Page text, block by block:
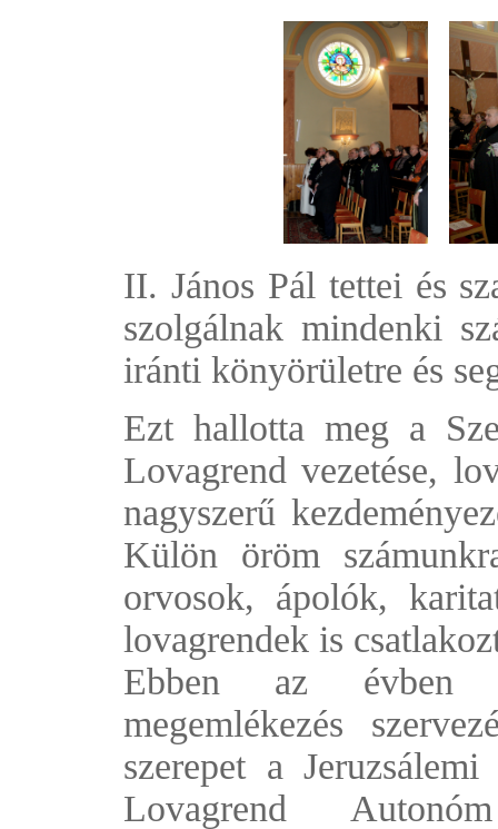
II. János Pál tettei és
szolgálnak mindenki
iránti könyörületre és
Ezt hallotta meg a
Lovagrend vezetése,
nagyszerű
Külön öröm
orvosok, ápolók,
lovagrendek is
Ebben az évben
megemlékezés
szerepet a
Lovagrend